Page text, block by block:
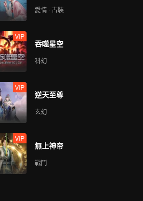
愛情 · 古裝
VIP
吞噬星空
科幻
VIP
逆天至尊
玄幻
VIP
無上神帝
戰鬥